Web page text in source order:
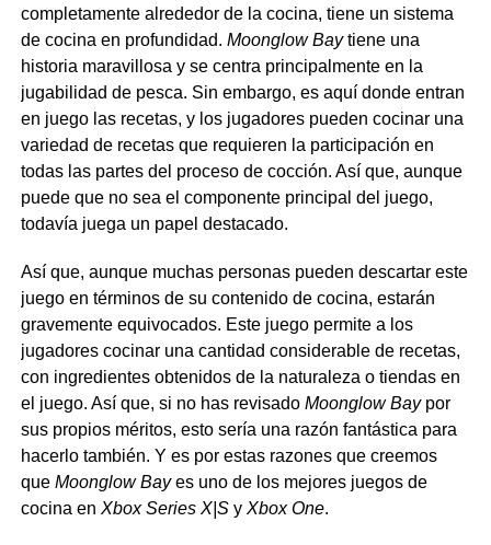
completamente alrededor de la cocina, tiene un sistema
de cocina en profundidad. Moonglow Baytiene una
historia maravillosa y se centra principalmente en la
jugabilidad de pesca. Sin embargo, es aquí donde entran
en juego las recetas, y los jugadores pueden cocinar una
variedad de recetas que requieren la participación en
todas las partes del proceso de cocción. Así que, aunque
puede que no sea el componente principal del juego,
todavía juega un papel destacado.
Así que, aunque muchas personas pueden descartar este
juego en términos de su contenido de cocina, estarán
gravemente equivocados. Este juego permite a los
jugadores cocinar una cantidad considerable de recetas,
con ingredientes obtenidos de la naturaleza o tiendas en
el juego. Así que, si no has revisado Moonglow Baypor
sus propios méritos, esto sería una razón fantástica para
hacerlo también. Y es por estas razones que creemos
que Moonglow Bayes uno de los mejores juegos de
cocina en Xbox Series X|Sy Xbox One.